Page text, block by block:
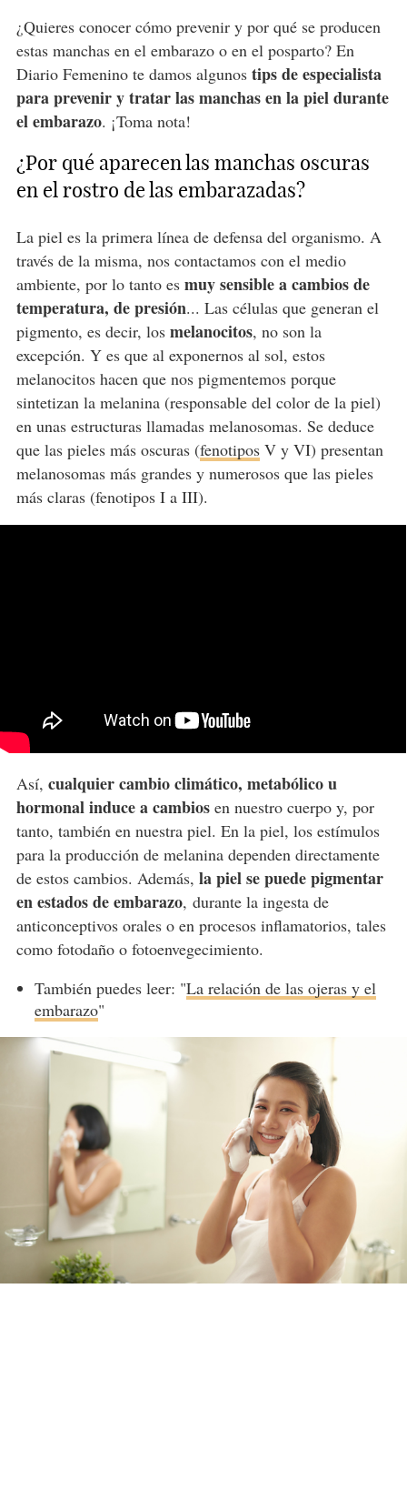
¿Quieres conocer cómo prevenir y por qué se producen
estas manchas en el embarazo o en el posparto? En
Diario Femenino te damos algunostips de especialista
para prevenir y tratar las manchas en la piel durante
el embarazo. ¡Toma nota!
¿Por qué aparecen las manchas oscuras
en el rostro de las embarazadas?
La piel es la primera línea de defensa del organismo. A
través de la misma, nos contactamos con el medio
ambiente, por lo tanto es muy sensible a cambios de
temperatura, de presión... Las células que generan el
pigmento, es decir, los melanocitos, no son la
excepción. Y es que al exponernos al sol, estos
melanocitos hacen que nos pigmentemos porque
sintetizan la melanina (responsable del color de la piel)
en unas estructuras llamadas melanosomas. Se deduce
que las pieles más oscuras (fenotiposV y VI) presentan
melanosomas más grandes y numerosos que las pieles
más claras (fenotipos I a III).
Así, cualquier cambio climático, metabólico u
hormonal induce a cambiosen nuestro cuerpo y, por
tanto, también en nuestra piel. En la piel, los estímulos
para la producción de melanina dependen directamente
de estos cambios. Además, la piel se puede pigmentar
en estados de embarazo, durante la ingesta de
anticonceptivos orales o en procesos inflamatorios, tales
como fotodaño o fotoenvegecimiento.
También puedes leer: "La relación de las ojeras y el
embarazo"